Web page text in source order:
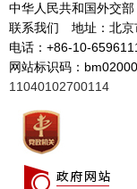
中华人民共和国外交
联系我们 地址：北
电话：+86-10-
网站标识码：
11040102700114